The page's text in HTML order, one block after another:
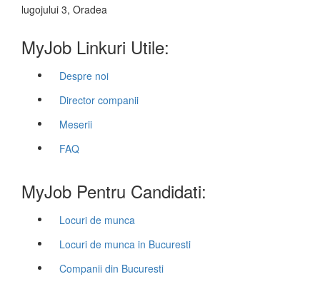
lugojului 3, Oradea
MyJob Linkuri Utile:
Despre noi
Director companii
Meserii
FAQ
MyJob Pentru Candidati:
Locuri de munca
Locuri de munca in Bucuresti
Companii din Bucuresti